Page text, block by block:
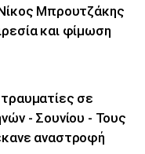
Μπρουτζάκης
και φίμωση
σε
- Σουνίου - Τους
αναστροφή